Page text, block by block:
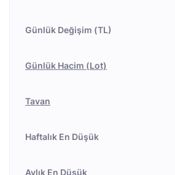
Günlük Değişim (TL)
Günlük Hacim (Lot)
Tavan
Haftalık En Düşük
Aylık En Düşük